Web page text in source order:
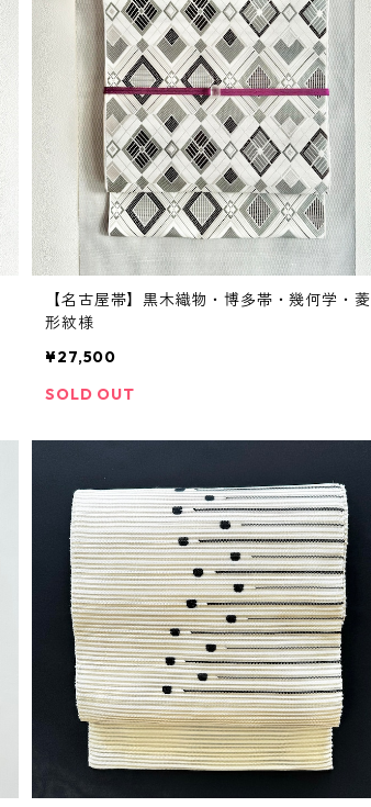
【名古屋帯】黒木織物・博多帯・幾何学・菱
形紋様
¥27,500
SOLD OUT